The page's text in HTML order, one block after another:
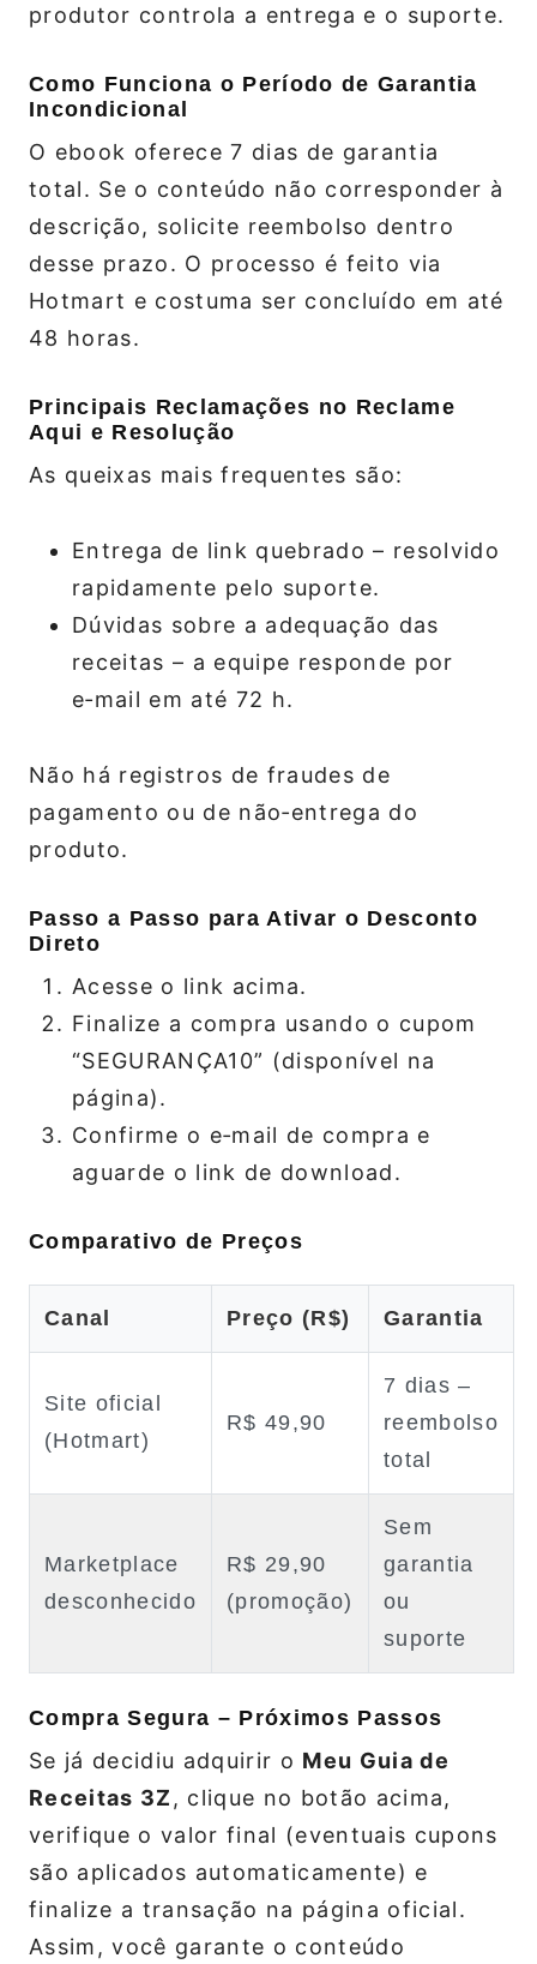
produtor controla a entrega e o suporte.
Como Funciona o Período de Garantia
Incondicional
O ebook oferece 7 dias de garantia
total. Se o conteúdo não corresponder à
descrição, solicite reembolso dentro
desse prazo. O processo é feito via
Hotmart e costuma ser concluído em até
48 horas.
Principais Reclamações no Reclame
Aqui e Resolução
As queixas mais frequentes são:
Entrega de link quebrado – resolvido
rapidamente pelo suporte.
Dúvidas sobre a adequação das
receitas – a equipe responde por
e‑mail em até 72 h.
Não há registros de fraudes de
pagamento ou de não‑entrega do
produto.
Passo a Passo para Ativar o Desconto
Direto
Acesse o link acima.
Finalize a compra usando o cupom
“SEGURANÇA10” (disponível na
página).
Confirme o e‑mail de compra e
aguarde o link de download.
Comparativo de Preços
Canal Preço (R$) Garantia
Site oficial
(Hotmart)
R$ 49,90
7 dias –
reembolso
total
Marketplace
desconhecido
R$ 29,90
(promoção)
Sem
garantia
ou
suporte
Compra Segura – Próximos Passos
Se já decidiu adquirir o Meu Guia de
Receitas 3Z , clique no botão acima,
verifique o valor final (eventuais cupons
são aplicados automaticamente) e
finalize a transação na página oficial.
Assim, você garante o conteúdo